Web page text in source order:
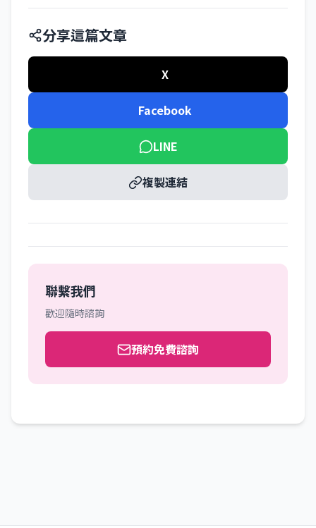
分享這篇文章
X
Facebook
LINE
複製連結
聯繫我們
歡迎隨時諮詢
預約免費諮詢